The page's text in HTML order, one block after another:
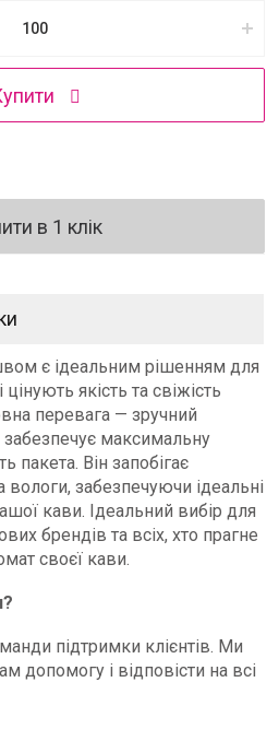
в 1 клік
є ідеальним рішенням для
якість та свіжість
перевага — зручний
максимальну
пакета. Він запобігає
забезпечуючи ідеальні
кави. Ідеальний вибір для
брендів та всіх, хто прагне
своєї кави.
підтримки клієнтів. Ми
допомогу і відповісти на всі